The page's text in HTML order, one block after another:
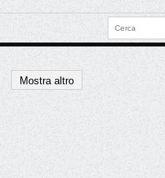
Mostra altro